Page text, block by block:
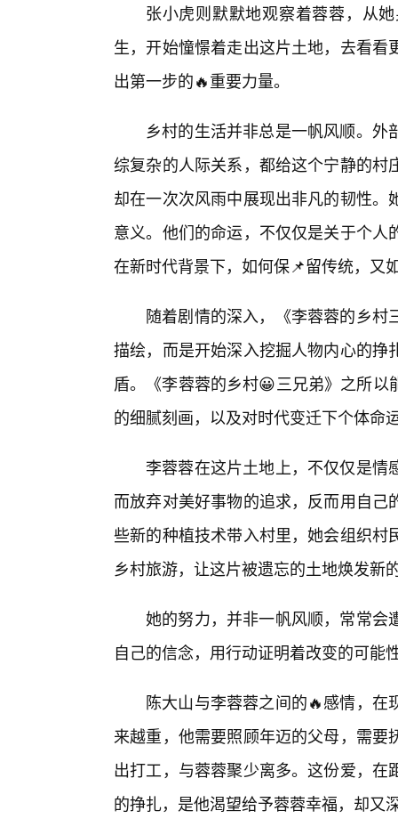
张小虎则默默地观察着蓉蓉，从
生，开始憧憬着走出这片土地，去看
出第一步的🔥重要力量。
乡村的生活并非总是一帆风顺。
综复杂的人际关系，都给这个宁静的
却在一次次风雨中展现出非凡的韧性
意义。他们的命运，不仅仅是关于个
在新时代背景下，如何保📌留传统，又
随着剧情的深入，《李蓉蓉的乡
描绘，而是开始深入挖掘人物内心的
盾。《李蓉蓉的乡村😀三兄弟》之所
的细腻刻画，以及对时代变迁下个体命
李蓉蓉在这片土地上，不仅仅是情
而放弃对美好事物的追求，反而用自
些新的种植技术带入村里，她会组织
乡村旅游，让这片被遗忘的土地焕发新
她的努力，并非一帆风顺，常常会
自己的信念，用行动证明着改变的可能
陈大山与李蓉蓉之间的🔥感情，
来越重，他需要照顾年迈的父母，需
出打工，与蓉蓉聚少离多。这份爱，
的挣扎，是他渴望给予蓉蓉幸福，却又